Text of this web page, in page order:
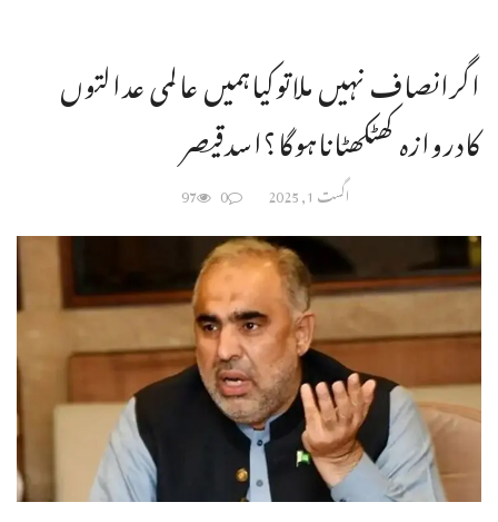
اگرانصاف نہیں ملاتوکیاہمیں عالمی عدالتوں
کادروازہ کھٹکھٹاناہوگا؟اسدقیصر
اگست 1, 2025 0
97